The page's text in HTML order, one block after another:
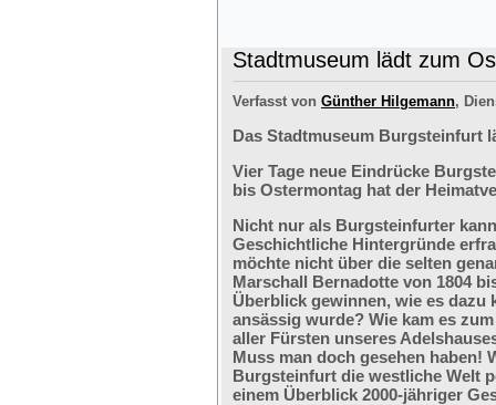
Stadtmuseum lädt zum
Verfasst von Günther Hilgemann,
Das Stadtmuseum Burgsteinfurt
Vier Tage neue Eindrücke
bis Ostermontag hat der
Nicht nur als Burgsteinfurter
Geschichtliche Hintergründe
möchte nicht über die selten
Marschall Bernadotte von 1804
Überblick gewinnen, wie es dazu
ansässig wurde? Wie kam es
aller Fürsten unseres
Muss man doch gesehen haben!
Burgsteinfurt die westliche Welt
einem Überblick 2000-jähriger